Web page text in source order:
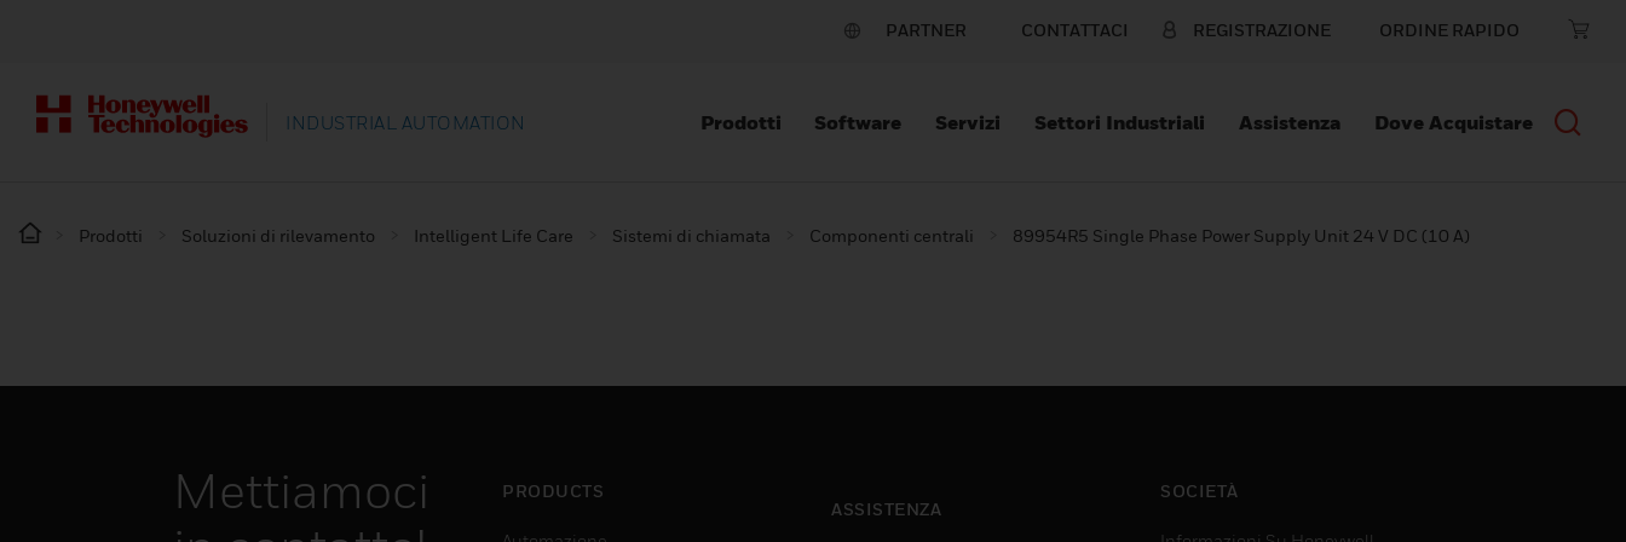
PARTNER CONTATTACI REGISTRAZIONE ORDINE RAPIDO
INDUSTRIAL AUTOMATION Prodotti Software Servizi Settori Industriali Assistenza Dove Acquistare
Prodotti Soluzioni di rilevamento Intelligent Life Care Sistemi di chiamata Componenti centrali 89954R5 Single Phase Power Supply Unit 24 V DC (10 A)
Mettiamoci
PRODUCTS
ASSISTENZA
SOCIETÀ